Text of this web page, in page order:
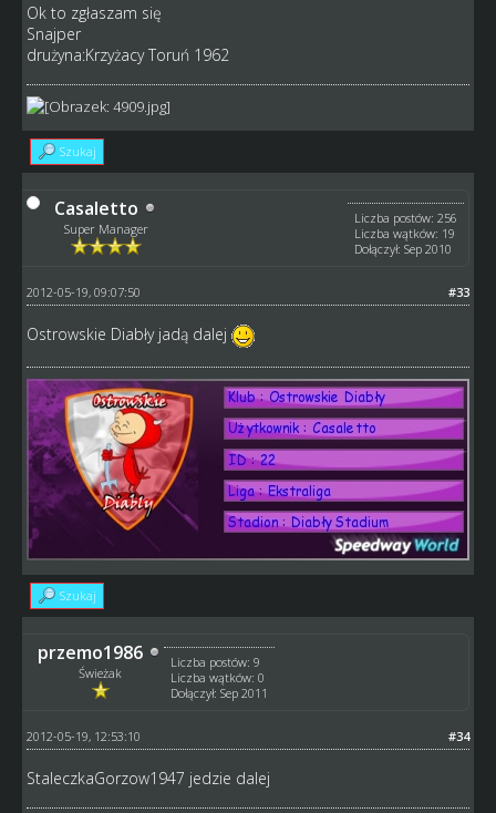
Ok to zgłaszam się
Snajper
drużyna:Krzyżacy Toruń 1962
Szukaj
Casaletto
Super Manager
Liczba postów: 256
Liczba wątków: 19
Dołączył: Sep 2010
#33
2012-05-19, 09:07:50
Ostrowskie Diabły jadą dalej
Szukaj
przemo1986
Świeżak
Liczba postów: 9
Liczba wątków: 0
Dołączył: Sep 2011
#34
2012-05-19, 12:53:10
StaleczkaGorzow1947 jedzie dalej